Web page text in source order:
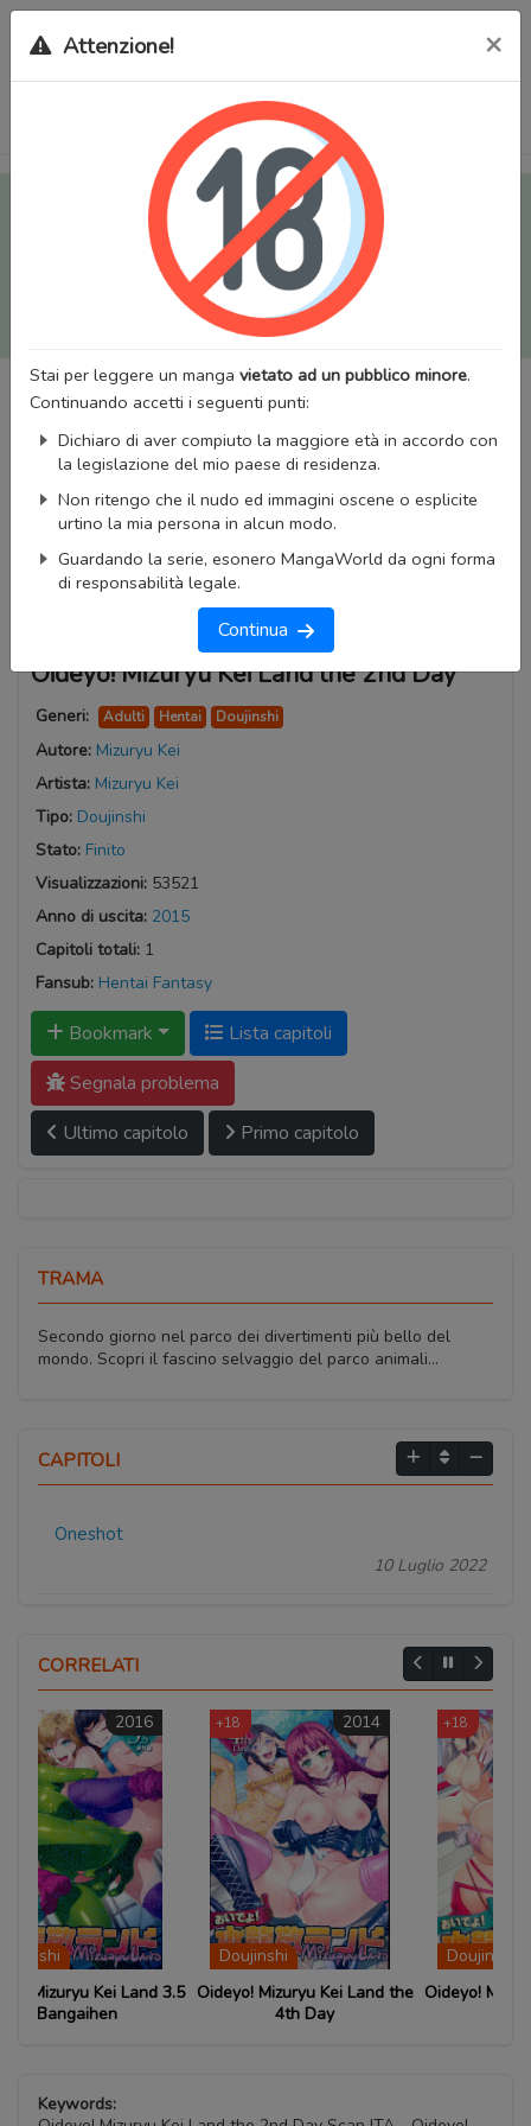
Tutti i Doujinshi e Manga per adulti (+18) sono stati trasferiti
sul nostro nuovo sito (
mangaworldadult.net
); invece, per i
Manga classici, puoi utilizzare
MangaWorld
Potrai effettuare illogincon il tuo account di MangaWorld
tutti i dati sono condivisi tra i due siti,
perderai alcun dato, inclusi bookmarks e premium
Attenzione! ×
Stai per leggere un manga vietato ad un pubblico minore.
Continuando accetti i seguenti punti:
Dichiaro di aver compiuto la maggiore età in accordo con
la legislazione del mio paese di residenza.
Non ritengo che il nudo ed immagini oscene o esplicite
urtino la mia persona in alcun modo.
Guardando la serie, esonero MangaWorld da ogni forma
di responsabilità legale.
Continua
Oideyo! Mizuryu Kei Land the 2nd Day
Generi: Adulti Hentai Doujinshi
Autore: Mizuryu Kei
Artista: Mizuryu Kei
Tipo: Doujinshi
Stato: Finito
Visualizzazioni: 53521
Anno di uscita: 2015
Capitoli totali: 1
Fansub: Hentai Fantasy
Bookmark
Lista capitoli
Segnala problema
Ultimo capitolo
Primo capitolo
TRAMA
Secondo giorno nel parco dei divertimenti più bello del
mondo. Scopri il fascino selvaggio del parco animali...
CAPITOLI
Oneshot
10 Luglio 2022
CORRELATI
+18 2014
Doujinshi
Oideyo! Mizuryu Kei Land the
+18 2017
Doujinshi
Oideyo! Mizuryu Kei Land the
Keywords: